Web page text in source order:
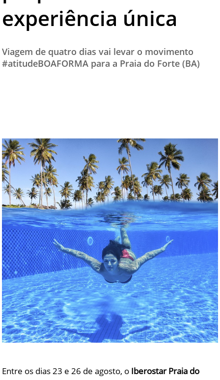
TESTADO E APROVADO
PARCEIROS
QUEM SOMOS - EQUIPE
experiência única
Viagem de quatro dias vai levar o movimento
#atitudeBOAFORMA para a Praia do Forte (BA)
Entre os dias 23 e 26 de agosto, o Iberostar Praia do